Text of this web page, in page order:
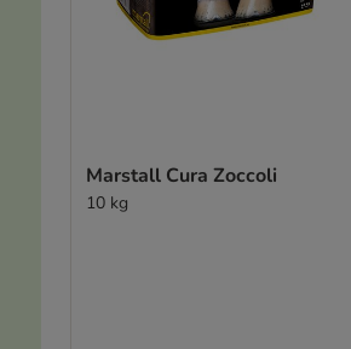
Marstall Cura Zoccoli
10 kg